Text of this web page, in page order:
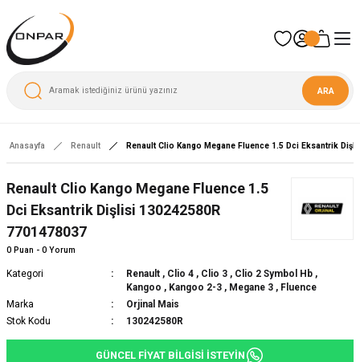
ARA
Anasayfa Renault Renault Clio Kango Megane Fluence 1.5 Dci Eksantrik
Renault Clio Kango Megane Fluence 1.5
Dci Eksantrik Dişlisi 130242580R
7701478037
0 Puan - 0 Yorum
Kategori Renault , Clio 4 , Clio 3 , Clio 2 Symbol Hb ,
Kangoo , Kangoo 2-3 , Megane 3 , Fluence
Marka
Orjinal Mais
Stok Kodu
130242580R
GÜNCEL FİYAT BİLGİSİ İSTEYİN